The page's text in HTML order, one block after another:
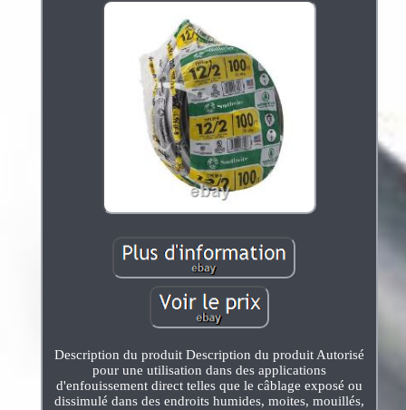
Description du produit Description du produit Autorisé
pour une utilisation dans des applications
d'enfouissement direct telles que le câblage exposé ou
dissimulé dans des endroits humides, moites, mouillés,